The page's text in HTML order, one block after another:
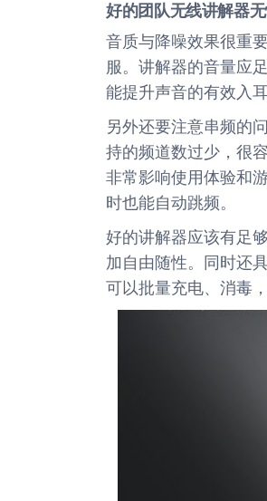
好的团队无线讲解器
音质与降噪效果很重
服。讲解器的音量应
能提升声音的有效入
另外还要注意串频的
持的频道数过少，很
非常影响使用体验和
时也能自动跳频。
好的讲解器应该有足
加自由随性。同时还
可以批量充电、消毒